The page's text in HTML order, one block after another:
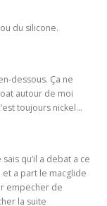
du silicone.
dessous. Ça ne
autour de moi
toujours nickel…
qu’il a debat a ce
a part le macglide
empecher de
la suite